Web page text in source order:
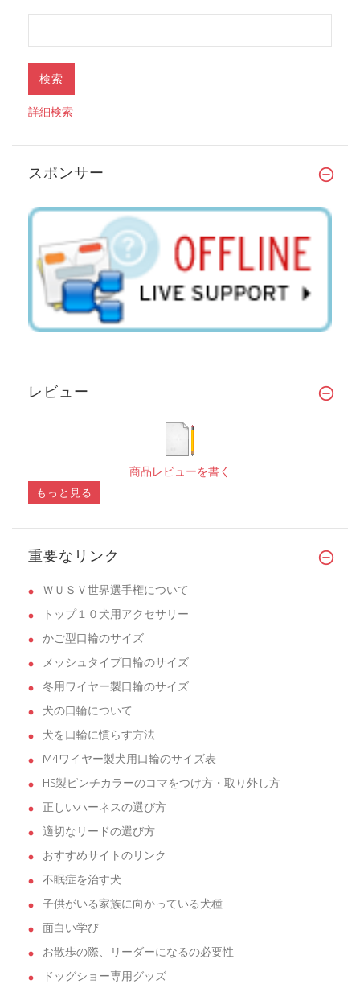
詳細検索
スポンサー
レビュー
商品レビューを書く
もっと見る
重要なリンク
ＷＵＳＶ世界選手権について
トップ１０犬用アクセサリー
かご型口輪のサイズ
メッシュタイプ口輪のサイズ
冬用ワイヤー製口輪のサイズ
犬の口輪について
犬を口輪に慣らす方法
M4ワイヤー製犬用口輪のサイズ表
HS製ピンチカラーのコマをつけ方・取り外し方
正しいハーネスの選び方
適切なリードの選び方
おすすめサイトのリンク
不眠症を治す犬
子供がいる家族に向かっている犬種
面白い学び
お散歩の際、リーダーになるの必要性
ドッグショー専用グッズ